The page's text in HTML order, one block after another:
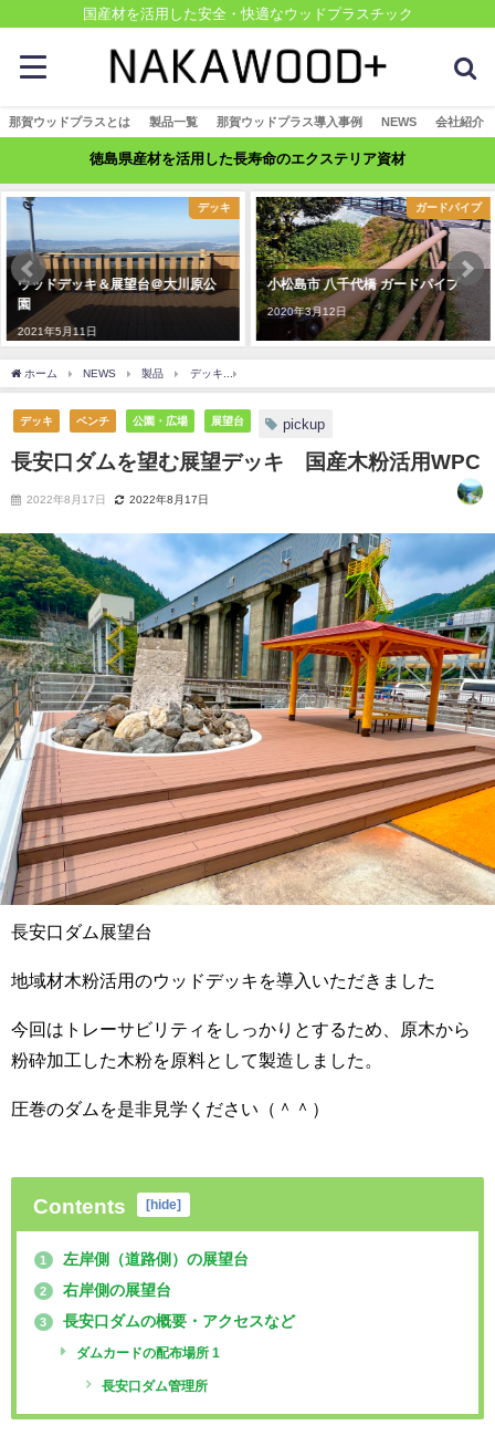
国産材を活用した安全・快適なウッドプラスチック
那賀ウッドプラスとは 製品一覧 那賀ウッドプラス導入事例 NEWS 会社紹介
徳島県産材を活用した長寿命のエクステリア資材
デッキ
ウッドデッキ＆展望台＠大川原公
園
2021年5月11日
ガードパイプ
小松島市 八千代橋 ガードパイプ
2020年3月12日
ホーム NEWS 製品 デッキ
デッキ ベンチ 公園・広場 展望台 pickup
長安口ダムを望む展望デッキ 国産木粉活用WPC
2022年8月17日 2022年8月17日
長安口ダム展望台
地域材木粉活用のウッドデッキを導入いただきました
今回はトレーサビリティをしっかりとするため、原木から
粉砕加工した木粉を原料として製造しました。
圧巻のダムを是非見学ください（＾＾）
Contents [hide]
1 左岸側（道路側）の展望台
2 右岸側の展望台
3 長安口ダムの概要・アクセスなど
ダムカードの配布場所 1
長安口ダム管理所